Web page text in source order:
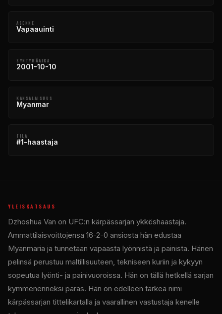
ASENNE
Vapaauinti
SYNTYMÄAIKA
2001-10-10
KANSALAISUUS
Myanmar
TILA
#1-haastaja
YLEISKATSAUS
Dzhoshua Van on UFC:n kärpässarjan ykköshaastaja.
Ammattilaisvoittojensa 16-2-0 ansiosta hän edustaa
Myanmaria ja tunnetaan vapaasta lyönnistä ja painista. Hänen
pelinsä perustuu maltillisuuteen, tekniseen kuriin ja kykyyn
sopeutua lyönti- ja painivuoroissa. Hän on tällä hetkellä sarjan
kymmenenneksi paras. Hän on edelleen tärkeä nimi
kärpässarjan tittelikartalla ja vaarallinen vastustaja kenelle